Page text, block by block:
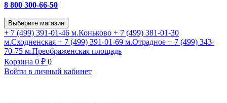
8 800 300-66-50
Выберите магазин
+ 7 (499) 391-01-46 м.Коньково + 7 (499) 381-01-30
м.Сходненская + 7 (499) 391-01-69 м.Отрадное + 7 (499) 343-
70-75 м.Преображенская площадь
Корзина 0 ₽ 0
Войти в личный кабинет